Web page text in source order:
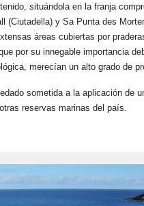
situándola en la franja
(Ciutadella) y Sa Punta des
áreas cubiertas por
por su innegable importancia
merecían un alto grado de
sometida a la aplicación de
reservas marinas del país.